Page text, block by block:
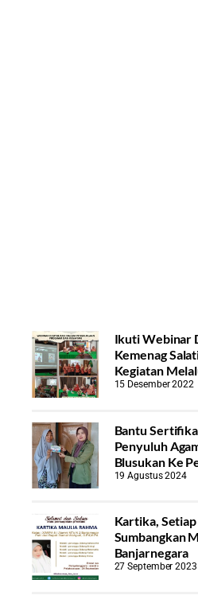
Ikuti Webinar
Kemenag
Kegiatan
15 Desember 2022
Bantu
Penyuluh
Blusukan Ke
19 Agustus 2024
Kartika,
Sumbangkan
Banjarnegara
27 September 2023